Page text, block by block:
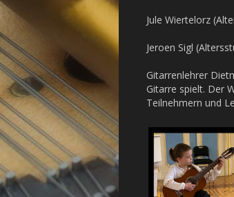
Jule Wiertelorz
Jeroen Sigl
Gitarrenlehrer
Gitarre spielt. Der
Teilnehmern und